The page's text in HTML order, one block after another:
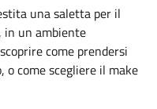
una saletta per il
in un ambiente
come prendersi
come scegliere il make